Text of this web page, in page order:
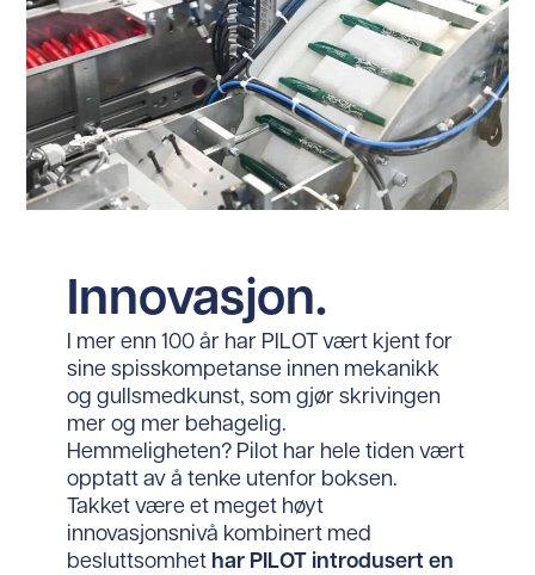
Innovasjon.
I mer enn 100 år har PILOT vært kjent for
sine spisskompetanse innen mekanikk
og gullsmedkunst, som gjør skrivingen
mer og mer behagelig.
Hemmeligheten? Pilot har hele tiden vært
opptatt av å tenke utenfor boksen.
Takket være et meget høyt
innovasjonsnivå kombinert med
besluttsomhet har PILOT introdusert en